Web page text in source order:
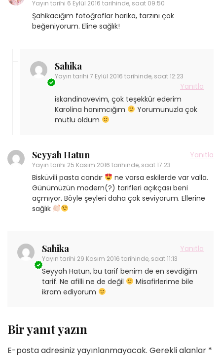
Yayın tarihi 6 Eylül 2016 tarihinde, saat 09:50
Şahikacığım fotoğraflar harika, tarzını çok
beğeniyorum. Eline sağlık!
Sahika
Yayın tarihi 7 Eylül 2016 tarihinde, saat 12:23
Yanıtla
iskandinavevim, çok teşekkür ederim
Karolina hanımcığım
Yorumunuzla çok
mutlu oldum
Seyyah Hatun
Yayın tarihi 25 Kasım 2016 tarihinde, saat 17:23
Yanıtla
Bisküvili pasta candır
ne varsa eskilerde var valla.
Günümüzün modern(?) tarifleri açıkçası beni
açmıyor. Böyle şeyleri daha çok seviyorum. Ellerine
sağlık
Sahika
Yayın tarihi 29 Kasım 2016 tarihinde, saat 11:13
Yanıtla
Seyyah Hatun, bu tarif benim de en sevdiğim
tarif. Ne afilli ne de değil
Misafirlerime bile
ikram ediyorum
Bir yanıt yazın
E-posta adresiniz yayınlanmayacak. Gerekli alanlar *